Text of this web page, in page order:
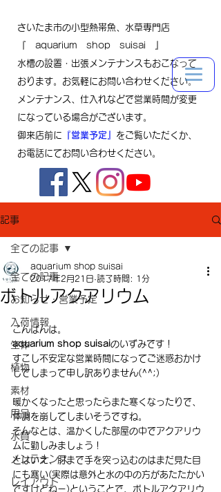
さいたま市の小型熱帯魚、水草専門店
『 aquarium shop suisai 』
水槽の設置・出張メンテナンスもおこなって
おります。お気軽にお問い合わせください。
メンテナンス、仕入れなどで営業時間が変更
になっている場合がございます。
御来店前に 『営業予定』 をご覧いただくか、
お電話にてお問い合わせください。
記事
全ての記事
お知らせ・営業予定
入荷情報
生体
植物
素材
用品
水質
メンテナンス
レイアウト
全ての記事
ボトルアクアリウム
aquarium shop suisai
2017年2月21日 読了時間: 1分
こんばんは。
aquarium shop suisaiのいずみです！
すこし不安定な営業時間になってご迷惑おかけ
してしまって申し訳ありません(^^;)
暖かくなったと思ったらまた寒くなったりで、
体調を崩してしまいそうですね。
そんなとは、温かくした部屋の中でアクアリウ
ムに勤しみましょう！
とはいえ、肘まで手を突っ込むのはまだ見た目
にも寒い(実際は意外と水の中の方があたたかい
ですけどねー)ということで、ボトルアクアリウ